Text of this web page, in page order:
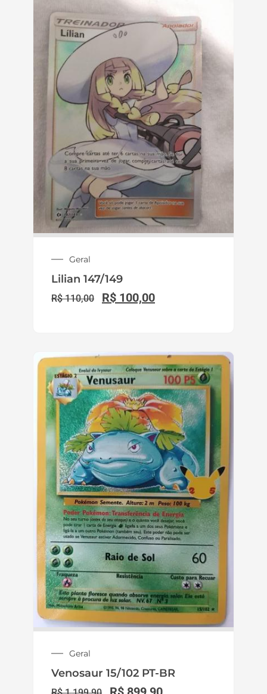
Geral
Lilian 147/149
R$110,00 R$100,00
Geral
Venosaur 15/102 PT-BR
R$1.199,90 R$899,90
Distribuidora Super TCG - Produtos de
Pokémon TCG no Atacado para Lojistas
Distribuidora Super TCGatende lojistas,
revendedores e card shops comprodutos
Pokémon TCG originais no atacado
, lacrados,
comnota fiscale procedência garantida.
Trabalhamos com boosters, blisters, decks,
ETBs, coleções especiais e pré-vendas,
oferecendo condições B2B para revenda